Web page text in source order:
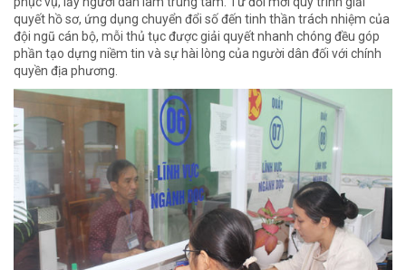
quyết hồ sơ, ứng dụng chuyển đổi số đến tinh thần trách nhiệm của
đội ngũ cán bộ, mỗi thủ tục được giải quyết nhanh chóng đều góp
phần tạo dựng niềm tin và sự hài lòng của người dân đối với chính
quyền địa phương.